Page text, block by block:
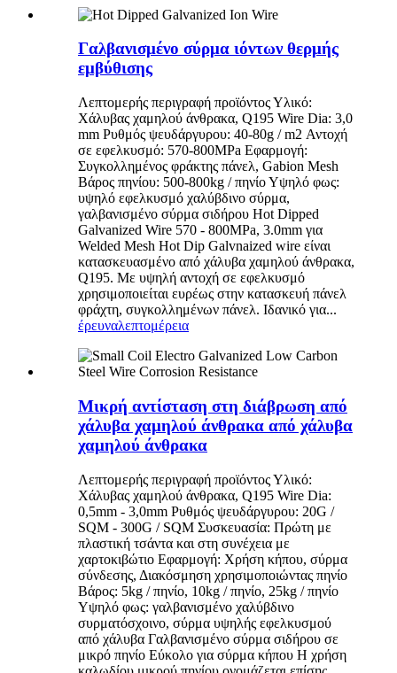
Γαλβανισμένο σύρμα ιόντων θερμής
εμβύθισης
Λεπτομερής περιγραφή προϊόντος Υλικό:
Χάλυβας χαμηλού άνθρακα, Q195 Wire Dia: 3,0
mm Ρυθμός ψευδάργυρου: 40-80g / m2 Αντοχή
σε εφελκυσμό: 570-800MPa Εφαρμογή:
Συγκολλημένος φράκτης πάνελ, Gabion Mesh
Βάρος πηνίου: 500-800kg / πηνίο Υψηλό φως:
υψηλό εφελκυσμό χαλύβδινο σύρμα,
γαλβανισμένο σύρμα σιδήρου Hot Dipped
Galvanized Wire 570 - 800MPa, 3.0mm για
Welded Mesh Hot Dip Galvnaized wire είναι
κατασκευασμένο από χάλυβα χαμηλού άνθρακα,
Q195. Με υψηλή αντοχή σε εφελκυσμό
χρησιμοποιείται ευρέως στην κατασκευή πάνελ
φράχτη, συγκολλημένων πάνελ. Ιδανικό για...
έρευναλεπτομέρεια
Μικρή αντίσταση στη διάβρωση από
χάλυβα χαμηλού άνθρακα από χάλυβα
χαμηλού άνθρακα
Λεπτομερής περιγραφή προϊόντος Υλικό:
Χάλυβας χαμηλού άνθρακα, Q195 Wire Dia:
0,5mm - 3,0mm Ρυθμός ψευδάργυρου: 20G /
SQM - 300G / SQM Συσκευασία: Πρώτη με
πλαστική τσάντα και στη συνέχεια με
χαρτοκιβώτιο Εφαρμογή: Χρήση κήπου, σύρμα
σύνδεσης, Διακόσμηση χρησιμοποιώντας πηνίο
Βάρος: 5kg / πηνίο, 10kg / πηνίο, 25kg / πηνίο
Υψηλό φως: γαλβανισμένο χαλύβδινο
συρματόσχοινο, σύρμα υψηλής εφελκυσμού
από χάλυβα Γαλβανισμένο σύρμα σιδήρου σε
μικρό πηνίο Εύκολο για σύρμα κήπου Η χρήση